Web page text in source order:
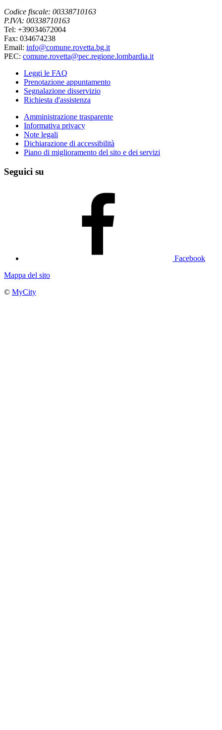
Codice fiscale: 00338710163
P.IVA: 00338710163
Tel: +39034672004
Fax: 034674238
Email: info@comune.rovetta.bg.it
PEC: comune.rovetta@pec.regione.lombardia.it
Leggi le FAQ
Prenotazione appuntamento
Segnalazione disservizio
Richiesta d'assistenza
Amministrazione trasparente
Informativa privacy
Note legali
Dichiarazione di accessibilità
Piano di miglioramento del sito e dei servizi
Seguici su
Facebook
Mappa del sito
© MyCity